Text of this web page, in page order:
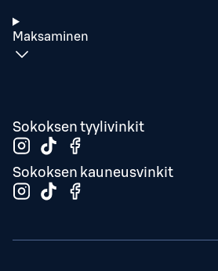
Maksaminen
Sokoksen tyylivinkit
Sokoksen kauneusvinkit